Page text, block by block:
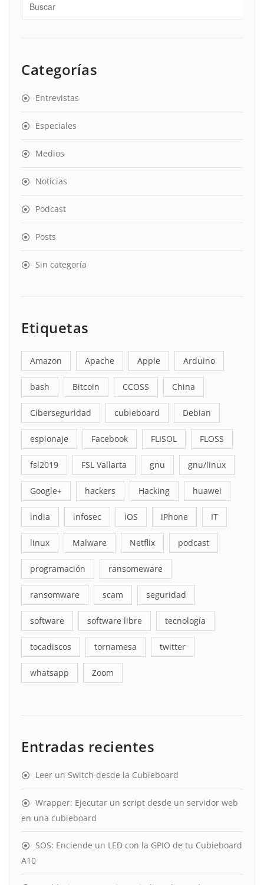
Categorías
Entrevistas
Especiales
Medios
Noticias
Podcast
Posts
Sin categoría
Etiquetas
Amazon Apache Apple Arduino
bash Bitcoin CCOSS China
Ciberseguridad cubieboard Debian
espionaje Facebook FLISOL FLOSS
fsl2019 FSL Vallarta gnu gnu/linux
Google+ hackers Hacking huawei
india infosec iOS iPhone IT
linux Malware Netflix podcast
programación ransomeware
ransomware scam seguridad
software software libre tecnología
tocadiscos tornamesa twitter
whatsapp Zoom
Entradas recientes
Leer un Switch desde la Cubieboard
Wrapper: Ejecutar un script desde un servidor web
en una cubieboard
SOS: Enciende un LED con la GPIO de tu Cubieboard
A10